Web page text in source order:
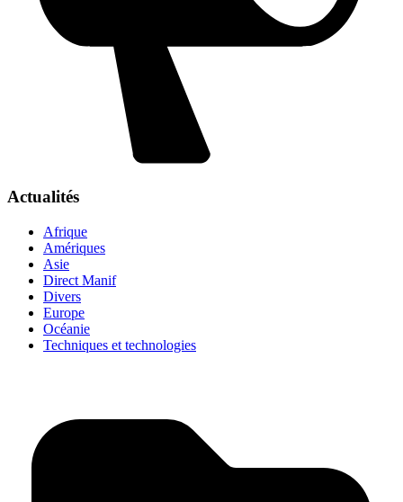
Actualités
Afrique
Amériques
Asie
Direct Manif
Divers
Europe
Océanie
Techniques et technologies